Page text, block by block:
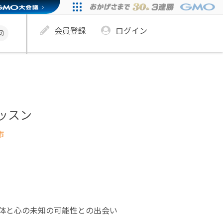
会員登録 ログイン
スン
と心の未知の可能性との出会い